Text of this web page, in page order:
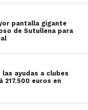
pantalla gigante
de Sutullena para
ayudas a clubes
euros en